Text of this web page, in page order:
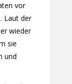
vor
Laut der
wieder
sie
und